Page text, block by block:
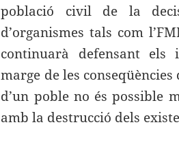
població civil de la
d’organismes tals com
continuarà defensant els
marge de les
d’un poble no és possible
amb la destrucció dels